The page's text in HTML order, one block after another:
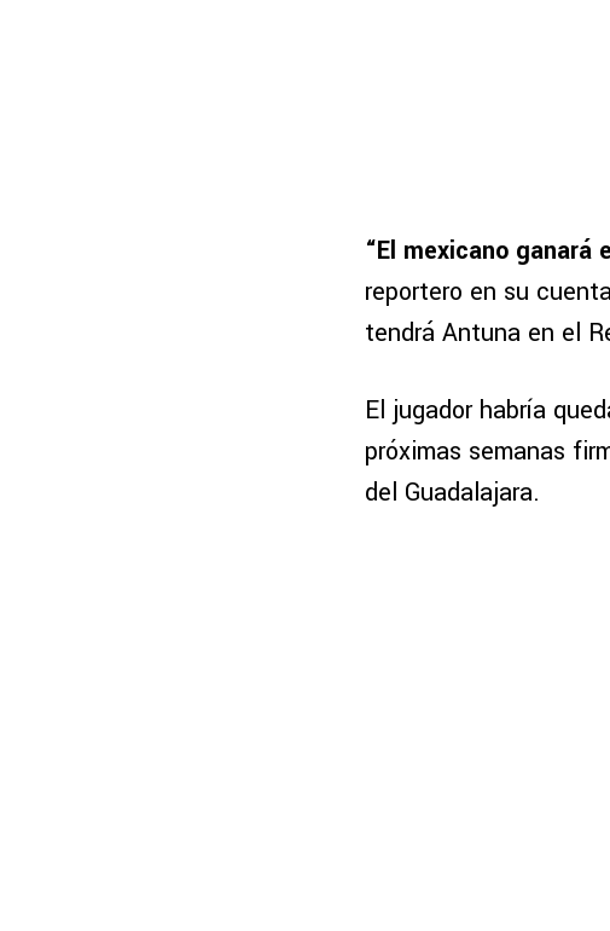
“El mexicano ganará
reportero en su
tendrá Antuna en el
El jugador habría
próximas semanas
del Guadalajara.